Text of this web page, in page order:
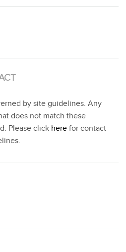
by site guidelines. Any
does not match these
Please click here for contact